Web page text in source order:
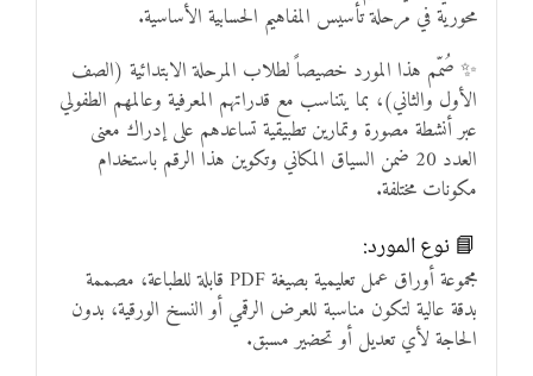
محورية في مرحلة تأسيس المفاهيم الحسابية الأساسية.
✨ صُمّم هذا المورد خصيصاً لطلاب المرحلة الابتدائية (الصف
الأول والثاني)، بما يتناسب مع قدراتهم المعرفية وعالمهم الطفولي
عبر أنشطة مصورة وتمارين تطبيقية تساعدهم على إدراك معنى
العدد 20 ضمن السياق المكاني وتكوين هذا الرقم باستخدام
مكونات مختلفة.
📘 نوع المورد:
مجموعة أوراق عمل تعليمية بصيغة PDF قابلة للطباعة، مصممة
بدقة عالية لتكون مناسبة للعرض الرقمي أو النسخ الورقية، بدون
الحاجة لأي تعديل أو تحضير مسبق.